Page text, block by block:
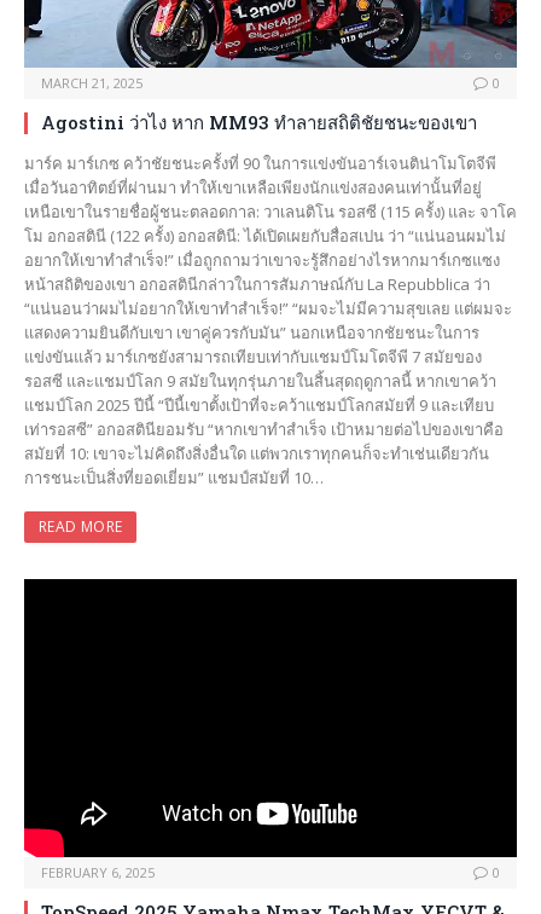
MARCH 21, 2025 0
Agostini ว่าไง หาก MM93 ทำลายสถิติชัยชนะของเขา
มาร์ค มาร์เกซ คว้าชัยชนะครั้งที่ 90 ในการแข่งขันอาร์เจนติน่าโมโตจีพี
เมื่อวันอาทิตย์ที่ผ่านมา ทำให้เขาเหลือเพียงนักแข่งสองคนเท่านั้นที่อยู่
เหนือเขาในรายชื่อผู้ชนะตลอดกาล: วาเลนติโน รอสซี (115 ครั้ง) และ จาโค
โม อกอสตินี (122 ครั้ง) อกอสตินี: ได้เปิดเผยกับสื่อสเปน ว่า “แน่นอนผมไม่
อยากให้เขาทำสำเร็จ!” เมื่อถูกถามว่าเขาจะรู้สึกอย่างไรหากมาร์เกซแซง
หน้าสถิติของเขา อกอสตินีกล่าวในการสัมภาษณ์กับ La Repubblica ว่า
“แน่นอนว่าผมไม่อยากให้เขาทำสำเร็จ!” “ผมจะไม่มีความสุขเลย แต่ผมจะ
แสดงความยินดีกับเขา เขาคู่ควรกับมัน” นอกเหนือจากชัยชนะในการ
แข่งขันแล้ว มาร์เกซยังสามารถเทียบเท่ากับแชมป์โมโตจีพี 7 สมัยของ
รอสซี และแชมป์โลก 9 สมัยในทุกรุ่นภายในสิ้นสุดฤดูกาลนี้ หากเขาคว้า
แชมป์โลก 2025 ปีนี้ “ปีนี้เขาตั้งเป้าที่จะคว้าแชมป์โลกสมัยที่ 9 และเทียบ
เท่ารอสซี” อกอสตินียอมรับ “หากเขาทำสำเร็จ เป้าหมายต่อไปของเขาคือ
สมัยที่ 10: เขาจะไม่คิดถึงสิ่งอื่นใด แต่พวกเราทุกคนก็จะทำเช่นเดียวกัน
การชนะเป็นสิ่งที่ยอดเยี่ยม” แชมป์สมัยที่ 10…
READ MORE
FEBRUARY 6, 2025 0